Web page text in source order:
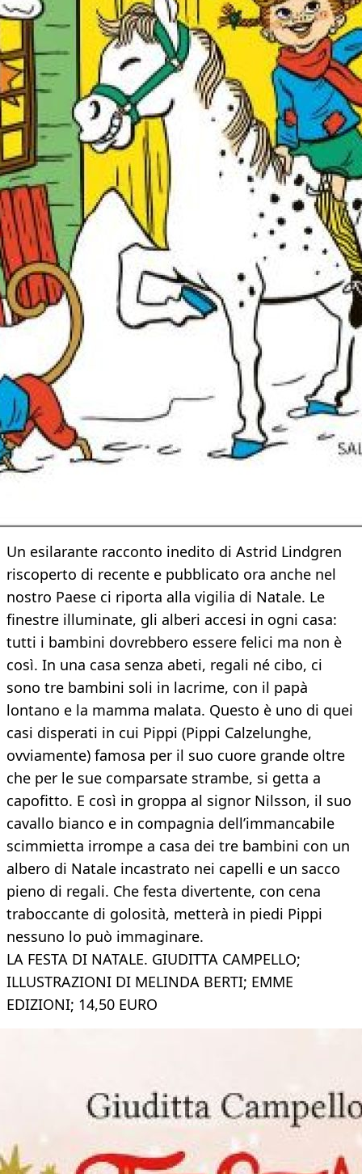
Un esilarante racconto inedito di Astrid Lindgren
riscoperto di recente e pubblicato ora anche nel
nostro Paese ci riporta alla vigilia di Natale. Le
finestre illuminate, gli alberi accesi in ogni casa:
tutti i bambini dovrebbero essere felici ma non è
così. In una casa senza abeti, regali né cibo, ci
sono tre bambini soli in lacrime, con il papà
lontano e la mamma malata. Questo è uno di quei
casi disperati in cui Pippi (Pippi Calzelunghe,
ovviamente) famosa per il suo cuore grande oltre
che per le sue comparsate strambe, si getta a
capofitto. E così in groppa al signor Nilsson, il suo
cavallo bianco e in compagnia dell’immancabile
scimmietta irrompe a casa dei tre bambini con un
albero di Natale incastrato nei capelli e un sacco
pieno di regali. Che festa divertente, con cena
traboccante di golosità, metterà in piedi Pippi
nessuno lo può immaginare.
LA FESTA DI NATALE. GIUDITTA CAMPELLO;
ILLUSTRAZIONI DI MELINDA BERTI; EMME
EDIZIONI; 14,50 EURO